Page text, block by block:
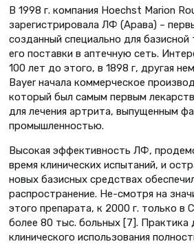
В 1998 г. компания Hoechst Marion
зарегистрировала ЛФ (Арава) –
созданный специально для базисной
его поставки в аптечную сеть.
100 лет до этого, в 1898 г, другая
Bayer начала коммерческое
который был самым первым
для лечения артрита, выпущенным
промышленностью.
Высокая эффективность ЛФ,
время клинических испытаний, и
новых базисных средствах
распространение. Не-смотря на
этого препарата, к 2000 г. только в
более 80 тыс. больных [7]. Практика
клинического использования